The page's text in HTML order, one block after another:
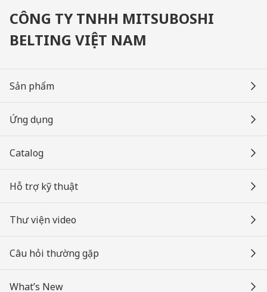
CÔNG TY TNHH MITSUBOSHI
BELTING VIỆT NAM
Sản phẩm
Ứng dụng
Catalog
Hỗ trợ kỹ thuật
Thư viện video
Câu hỏi thường gặp
What’s New